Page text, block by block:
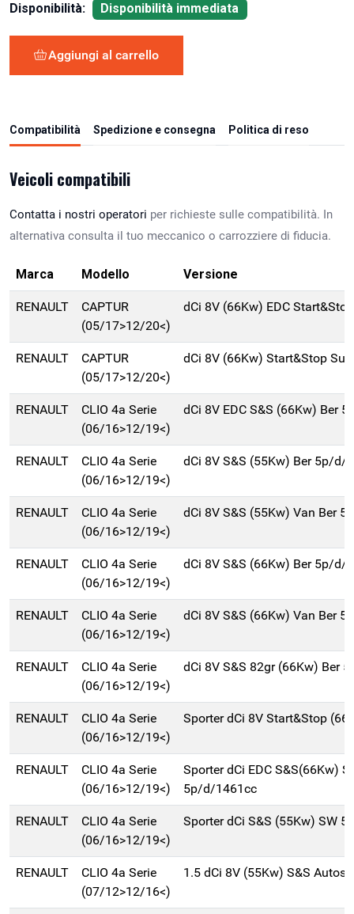
Disponibilità:
Disponibilità immediata
Aggiungi al carrello
Compatibilità Spedizione e consegna Politica di reso
Veicoli compatibili
Contatta i nostri operatori per richieste sulle compatibilità. In
alternativa consulta il tuo meccanico o carrozziere di fiducia.
Marca Modello Versione
RENAULT
CAPTUR
(05/17>12/20<)
dCi 8V (66Kw) EDC
RENAULT
CAPTUR
(05/17>12/20<)
dCi 8V (66Kw) Start&Stop
RENAULT
CLIO 4a Serie
(06/16>12/19<)
dCi 8V EDC S&S (66Kw) Ber
RENAULT
CLIO 4a Serie
(06/16>12/19<)
dCi 8V S&S (55Kw) Ber 5p/d/
RENAULT
CLIO 4a Serie
(06/16>12/19<)
dCi 8V S&S (55Kw) Van Ber
RENAULT
CLIO 4a Serie
(06/16>12/19<)
dCi 8V S&S (66Kw) Ber 5p/d/
RENAULT
CLIO 4a Serie
(06/16>12/19<)
dCi 8V S&S (66Kw) Van Ber
RENAULT
CLIO 4a Serie
(06/16>12/19<)
dCi 8V S&S 82gr (66Kw) Ber
RENAULT
CLIO 4a Serie
(06/16>12/19<)
Sporter dCi 8V Start&Stop
RENAULT
CLIO 4a Serie
(06/16>12/19<)
Sporter dCi EDC S&S(66Kw)
5p/d/1461cc
RENAULT
CLIO 4a Serie
(06/16>12/19<)
Sporter dCi S&S (55Kw) SW
RENAULT
CLIO 4a Serie
(07/12>12/16<)
1.5 dCi 8V (55Kw) S&S